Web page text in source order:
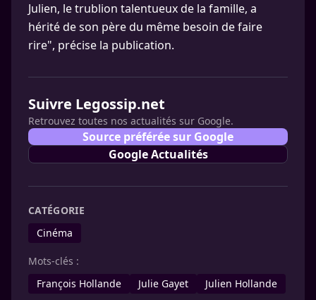
Julien, le trublion talentueux de la famille, a
hérité de son père du même besoin de faire
rire", précise la publication.
Suivre Legossip.net
Retrouvez toutes nos actualités sur Google.
Source préférée sur Google
Google Actualités
CATÉGORIE
Cinéma
Mots-clés :
François Hollande
Julie Gayet Julien Hollande